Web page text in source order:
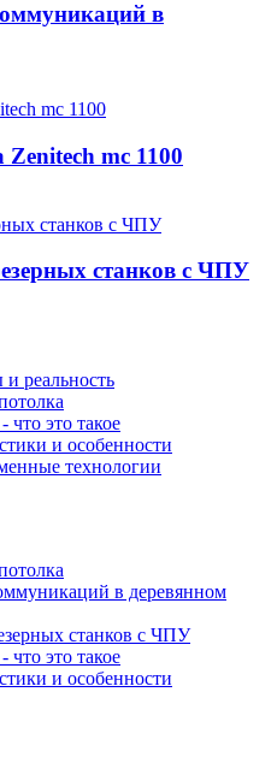
в
Zenitech mc 1100
станков с ЧПУ
реальность
это такое
и особенности
технологии
в деревянном
станков с ЧПУ
это такое
и особенности